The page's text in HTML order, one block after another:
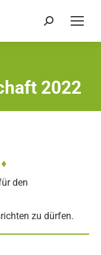
Search:
2022
den
zu dürfen.